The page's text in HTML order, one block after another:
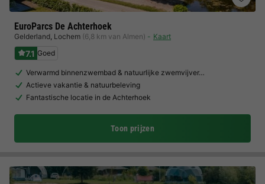
EuroParcs De Achterhoek
Gelderland, Lochem (6,8 km van Almen) Kaart
7.1 Goed
Verwarmd binnenzwembad & natuurlijke zwemvijver…
Actieve vakantie & natuurbeleving
Fantastische locatie in de Achterhoek
Toon prijzen